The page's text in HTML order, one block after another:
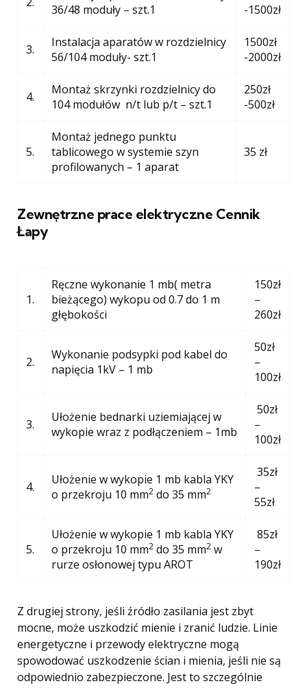
36/48 moduły – szt.1
-1500zł
3.
Instalacja aparatów w rozdzielnicy
56/104 moduły- szt.1
1500zł
-2000zł
4.
Montaż skrzynki rozdzielnicy do
104 modułów n/t lub p/t – szt.1
250zł
-500zł
5.
Montaż jednego punktu
tablicowego w systemie szyn
profilowanych – 1 aparat
35 zł
Zewnętrzne prace elektryczne Cennik
Łapy
1.
Ręczne wykonanie 1 mb( metra
bieżącego) wykopu od 0.7 do 1 m
głębokości
150zł
–
260zł
2.
Wykonanie podsypki pod kabel do
napięcia 1kV – 1 mb
50zł
–
100zł
3.
Ułożenie bednarki uziemiającej w
wykopie wraz z podłączeniem – 1mb
50zł
–
100zł
4.
Ułożenie w wykopie 1 mb kabla YKY
o przekroju 10 mm2 do 35 mm2
35zł
–
55zł
5.
Ułożenie w wykopie 1 mb kabla YKY
o przekroju 10 mm2 do 35 mm2 w
rurze osłonowej typu AROT
85zł
–
190zł
Z drugiej strony, jeśli źródło zasilania jest zbyt
mocne, może uszkodzić mienie i zranić ludzie. Linie
energetyczne i przewody elektryczne mogą
spowodować uszkodzenie ścian i mienia, jeśli nie są
odpowiednio zabezpieczone. Jest to szczególnie